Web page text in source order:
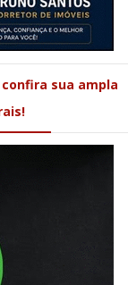
sua ampla